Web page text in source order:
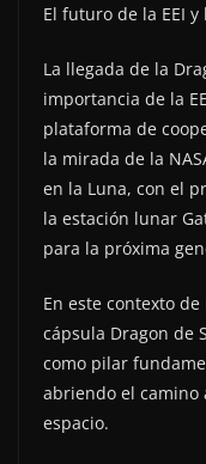
El futuro de la EEI
La llegada de la
importancia de la
plataforma de
la mirada de la
en la Luna, con el
la estación lunar
para la próxima
En este contexto
cápsula Dragon de
como pilar
abriendo el camino
espacio.